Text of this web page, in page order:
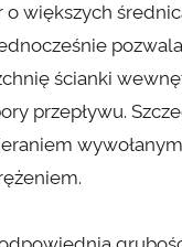
o większych
ścianki
przepływu.